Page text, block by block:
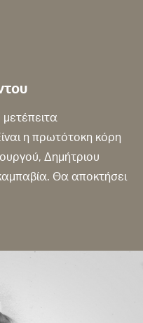
η πρωτότοκη κόρη
Δημήτριου
Θα αποκτήσει